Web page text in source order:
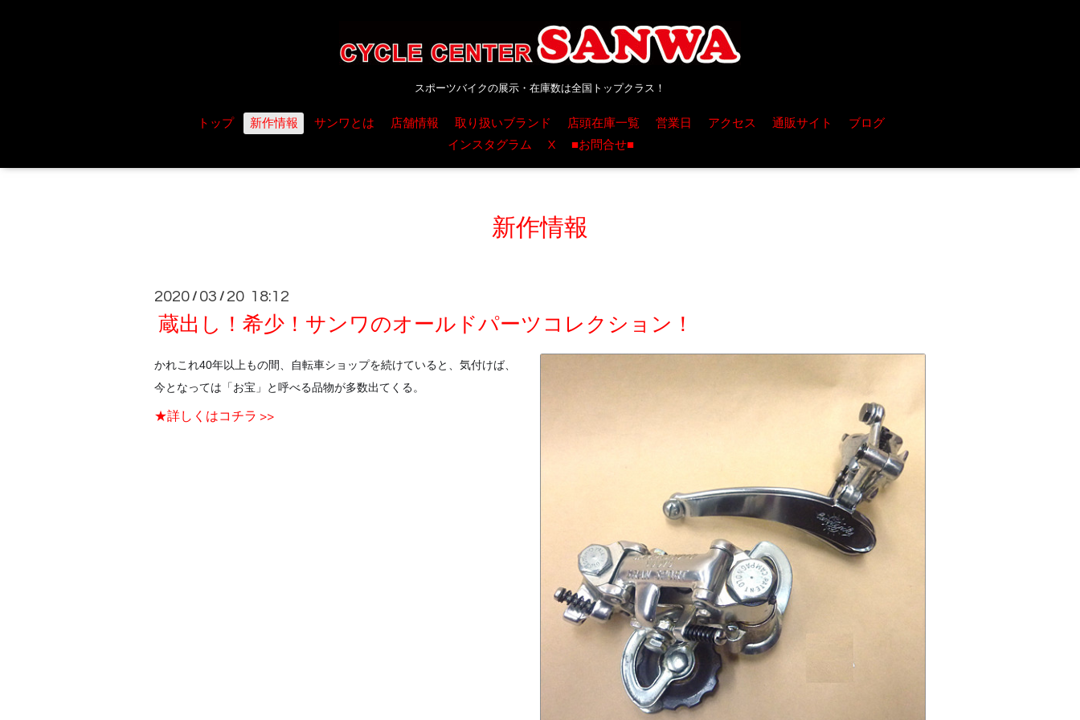
スポーツバイクの展示・在庫数は全国トップクラス！
トップ 新作情報 サンワとは 店舗情報 取り扱いブランド 店頭在庫一覧 営業日 アクセス 通販サイト
ブログ
インスタグラム
X ■お問合せ■
新作情報
2020 / 03 / 20 18:12
蔵出し！希少！サンワのオールドパーツコレクション！
かれこれ40年以上もの間、自転車ショップを続けていると、気付けば、
今となっては「お宝」と呼べる品物が多数出てくる。
★詳しくはコチラ >>